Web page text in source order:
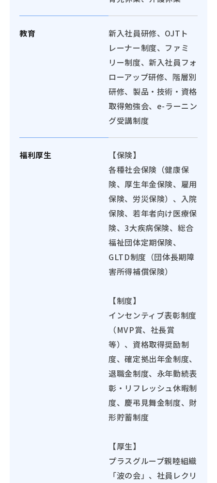
教育
新入社員研修、OJTト
レーナー制度、ファミ
リー制度、新入社員フォ
ローアップ研修、階層別
研修、製品・技術・資格
取得勉強会、e-ラーニン
グ受講制度
福利厚生
【保険】
各種社会保険（健康保
険、厚生年金保険、雇用
保険、労災保険）、入院
保険、若年者向け医療保
険、3大疾病保険、総合
福祉団体定期保険、
GLTD制度（団体長期障
害所得補償保険）
【制度】
インセンティブ表彰制度
（MVP賞、社長賞
等）、資格取得奨励制
度、確定拠出年金制度、
退職金制度、永年勤続表
彰・リフレッシュ休暇制
度、慶弔見舞金制度、財
形貯蓄制度
【厚生】
プラスグループ親睦組織
「波の会」、社員レクリ